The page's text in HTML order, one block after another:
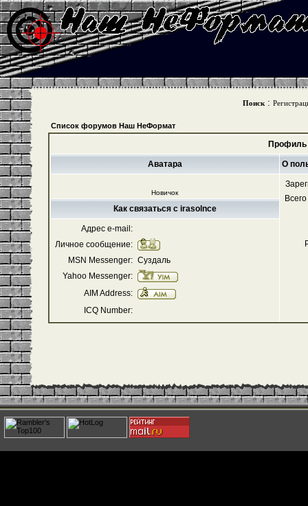
Поиск :
Список форумов Наш НеФормат
Профиль
Аватара О
Новичок
Как связаться с irasolnce
Адрес e-mail:
Личное сообщение:
MSN Messenger: Суздаль
Yahoo Messenger:
AIM Address:
ICQ Number: